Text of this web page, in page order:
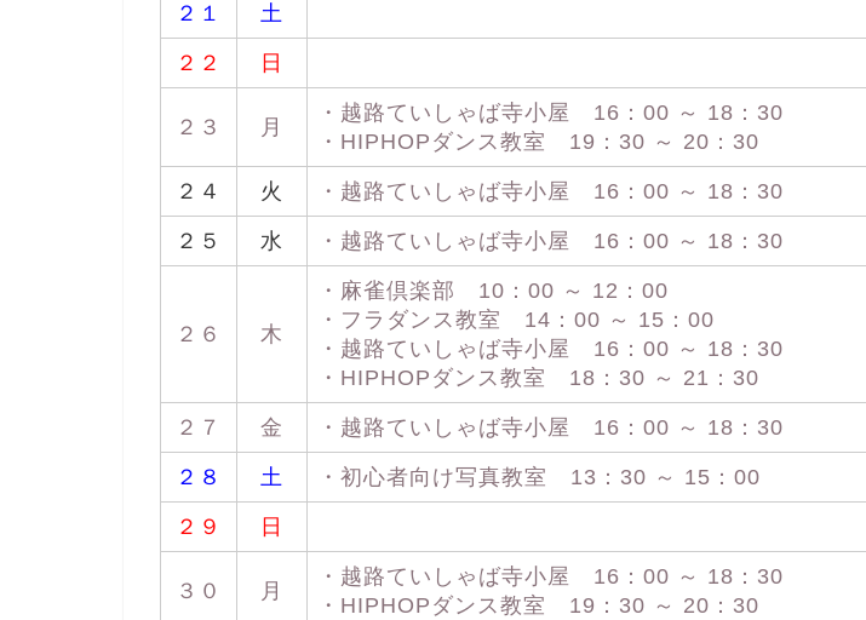
２１ 土
２２ 日
２３ 月
・越路ていしゃば寺小屋 16：00 ～ 18：30
・HIPHOPダンス教室 19：30 ～ 20：30
２４ 火 ・越路ていしゃば寺小屋 16：00 ～ 18：30
２５ 水 ・越路ていしゃば寺小屋 16：00 ～ 18：30
２６ 木
・麻雀倶楽部 10：00 ～ 12：00
・フラダンス教室 14：00 ～ 15：00
・越路ていしゃば寺小屋 16：00 ～ 18：30
・HIPHOPダンス教室 18：30 ～ 21：30
２７ 金 ・越路ていしゃば寺小屋 16：00 ～ 18：30
２８ 土 ・初心者向け写真教室 13：30 ～ 15：00
２９ 日
３０ 月
・越路ていしゃば寺小屋 16：00 ～ 18：30
・HIPHOPダンス教室 19：30 ～ 20：30